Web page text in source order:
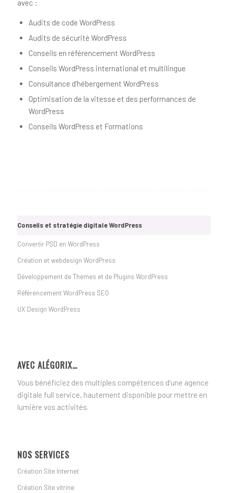
avec :
Audits de code WordPress
Audits de sécurité WordPress
Conseils en référencement WordPress
Conseils WordPress international et multilingue
Consultance d’hébergement WordPress
Optimisation de la vitesse et des performances de
WordPress
Conseils WordPress et Formations
Conseils et stratégie digitale WordPress
Convertir PSD en WordPress
Création et webdesign WordPress
Développement de Thèmes et de Plugins WordPress
Référencement WordPress SEO
UX Design WordPress
AVEC ALÉGORIX…
Vous bénéficiez des multiples compétences d’une agence
digitale full service, hautement disponible pour mettre en
lumière vos activités.
NOS SERVICES
Création Site Internet
Création Site vitrine